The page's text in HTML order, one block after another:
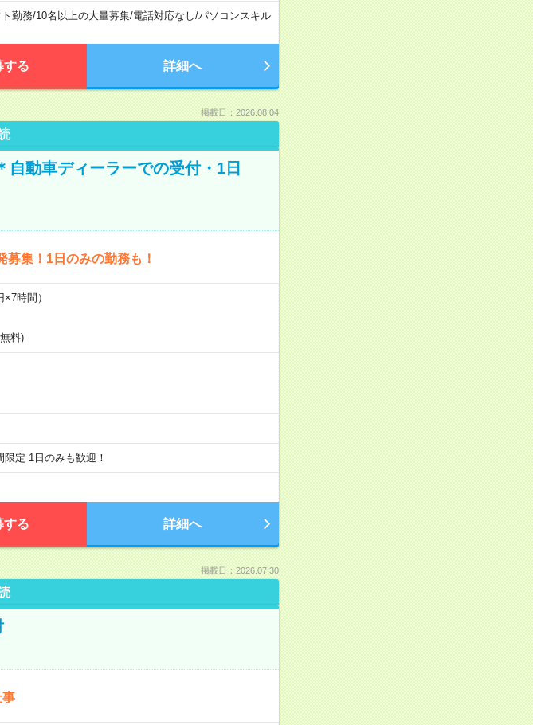
勤務/10名以上の大量募集/電話対応なし/パソコンスキル
する 詳細へ
掲載日：2026.08.04
自動車ディーラーでの受付・1日
募集！1日のみの勤務も！
時間）
料)
定 1日のみも歓迎！
する 詳細へ
掲載日：2026.07.30